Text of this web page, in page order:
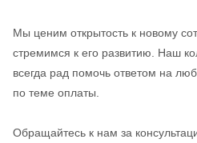
Мы ценим открытость к новому
стремимся к его развитию. Наш
всегда рад помочь ответом на
по теме оплаты.
Обращайтесь к нам за